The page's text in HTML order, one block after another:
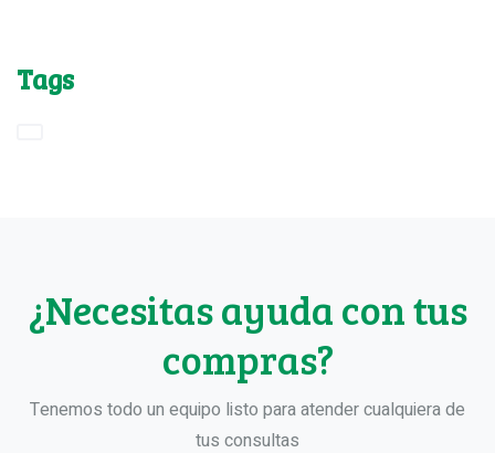
Tags
¿Necesitas ayuda con tus
compras?
Tenemos todo un equipo listo para atender cualquiera de
tus consultas